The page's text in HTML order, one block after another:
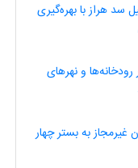
هراز با بهره‌گیری
رودخانه‌ها و نهرهای
غیرمجاز به بستر چهار